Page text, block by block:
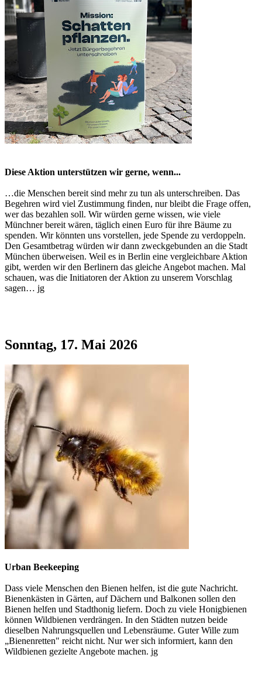
Diese Aktion unterstützen wir gerne, wenn...
…die Menschen bereit sind mehr zu tun als unterschreiben. Das
Begehren wird viel Zustimmung finden, nur bleibt die Frage offen,
wer das bezahlen soll. Wir würden gerne wissen, wie viele
Münchner bereit wären, täglich einen Euro für ihre Bäume zu
spenden. Wir könnten uns vorstellen, jede Spende zu verdoppeln.
Den Gesamtbetrag würden wir dann zweckgebunden an die Stadt
München überweisen. Weil es in Berlin eine vergleichbare Aktion
gibt, werden wir den Berlinern das gleiche Angebot machen. Mal
schauen, was die Initiatoren der Aktion zu unserem Vorschlag
sagen… jg
Sonntag, 17. Mai 2026
Urban Beekeeping
Dass viele Menschen den Bienen helfen, ist die gute Nachricht.
Bienenkästen in Gärten, auf Dächern und Balkonen sollen den
Bienen helfen und Stadthonig liefern. Doch zu viele Honigbienen
können Wildbienen verdrängen. In den Städten nutzen beide
dieselben Nahrungsquellen und Lebensräume. Guter Wille zum
„Bienenretten" reicht nicht. Nur wer sich informiert, kann den
Wildbienen gezielte Angebote machen. jg